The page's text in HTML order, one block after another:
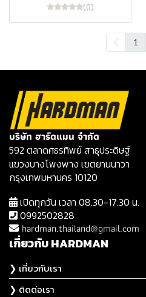
(0)
1
บริษัท ฮาร์ดแมน จำกัด
592 ตลาดศธรทิพย์ สาธุประดิษฐ์
แขวงบางโพงพาง เขตยานนาวา
กรุงเทพมหานคร 10120
เปิดทุกวัน เวลา 08.30-17.30 น.
0992502828
hardman.thailand@gmail.com
เกี่ยวกับ HARDMAN
❯ เกี่ยวกับเรา
❯ ติดต่อเรา